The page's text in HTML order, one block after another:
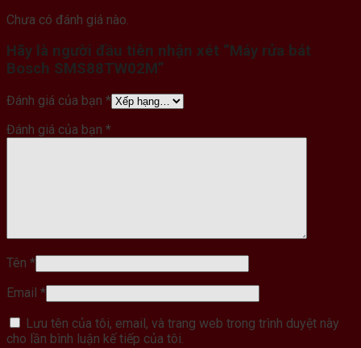
Chưa có đánh giá nào.
Hãy là người đầu tiên nhận xét “Máy rửa bát
Bosch SMS88TW02M”
Đánh giá của bạn *
Đánh giá của bạn *
Tên *
Email *
Lưu tên của tôi, email, và trang web trong trình duyệt này
cho lần bình luận kế tiếp của tôi.